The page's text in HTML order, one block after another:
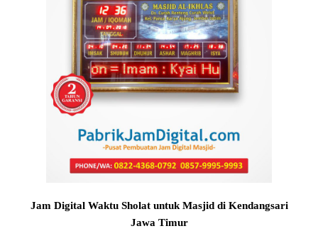
Jam Digital Waktu Sholat untuk Masjid di Kendangsari
Jawa Timur